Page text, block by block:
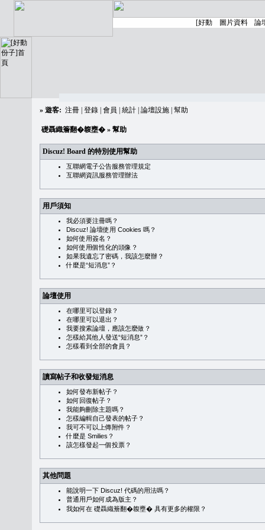
» 遊客: 注冊 登錄 會員 統計 論壇設施 幫助
礎聶織簷翻�䪖壅� » 幫助
Discuz! Board 的特別使用幫助
互聯網電子公告服務管理規定
互聯網資訊服務管理辦法
用戶須知
我必須要注冊嗎？
Discuz! 論壇使用 Cookies 嗎？
如何使用簽名？
如何使用個性化的頭像？
如果我遺忘了密碼，我該怎麼辦？
什麼是“短消息”？
論壇使用
在哪里可以登錄？
在哪里可以退出？
我要搜索論壇，應該怎麼做？
怎樣給其他人發送“短消息”？
怎樣看到全部的會員？
讀寫帖子和收發短消息
如何發布新帖子？
如何回復帖子？
我能夠刪除主題嗎？
怎樣編輯自己發表的帖子？
我可不可以上傳附件？
什麼是 Smilies？
該怎樣發起一個投票？
其他問題
能說明一下 Discuz! 代碼的用法嗎？
普通用戶如何成為版主？
我如何在 礎聶織簷翻�䪖壅� 具有更多的權限？